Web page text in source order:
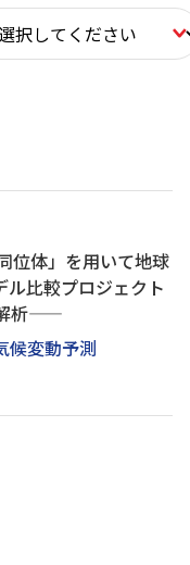
位体」を用いて地球
ル比較プロジェクト
――
候変動予測